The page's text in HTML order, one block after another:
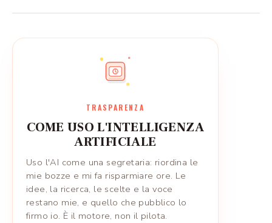
TRASPARENZA
COME USO L'INTELLIGENZA
ARTIFICIALE
Uso l'AI come una segretaria: riordina le
mie bozze e mi fa risparmiare ore. Le
idee, la ricerca, le scelte e la voce
restano mie, e quello che pubblico lo
firmo io. È il motore, non il pilota.